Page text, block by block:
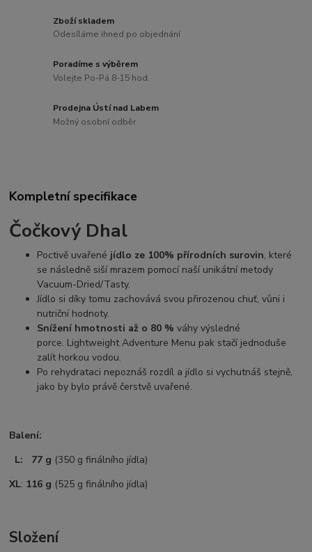
Zboží skladem
Odesíláme ihned po objednání
Poradíme s výběrem
Volejte Po-Pá 8-15 hod.
Prodejna Ústí nad Labem
Možný osobní odběr
Kompletní specifikace
Čočkový Dhal
Poctivě uvařené jídlo ze 100% přírodních surovin, které
se následně siší mrazem pomocí naší unikátní metody
Vacuum-Dried/Tasty.
Jídlo si díky tomu zachovává svou přirozenou chuť, vůni i
nutriční hodnoty.
Snížení hmotnosti až o 80 % váhy výsledné
porce. Lightweight Adventure Menu pak stačí jednoduše
zalít horkou vodou.
Po rehydrataci nepoznáš rozdíl a jídlo si vychutnáš stejně,
jako by bylo právě čerstvě uvařené.
Balení:
L: 77 g (350 g finálního jídla)
XL: 116 g (525 g finálního jídla)
Složení